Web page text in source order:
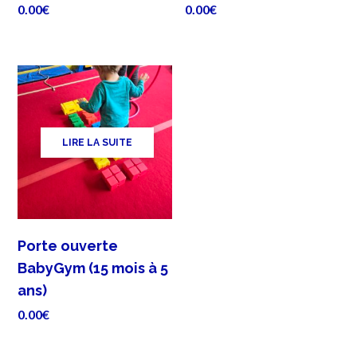
0.00€ 0.00€
LIRE LA SUITE
Porte ouverte
BabyGym (15 mois à 5
ans)
0.00€